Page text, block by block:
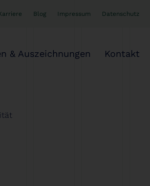
Blog Impressum Datenschutz
& Auszeichnungen Kontakt